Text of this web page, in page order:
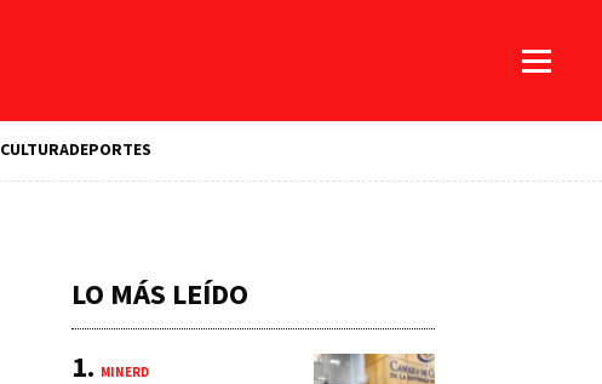
CULTURADEPORTES
LO MÁS LEÍDO
MINERD